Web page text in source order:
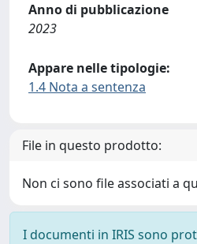
Anno di pubblicazione
2023
Appare nelle tipologie:
1.4 Nota a sentenza
File in questo prodotto:
Non ci sono file associati a
I documenti in IRIS sono